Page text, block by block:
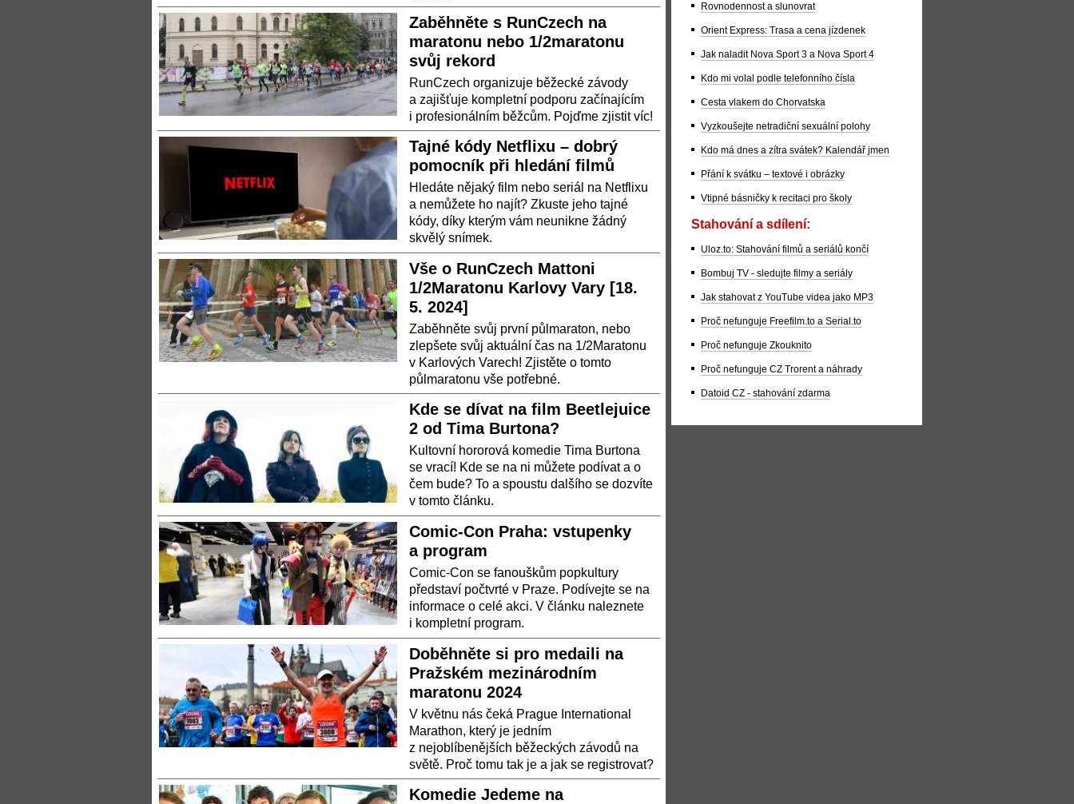
Zaběhněte s RunCzech na
maratonu nebo 1/2maratonu
svůj rekord
RunCzech organizuje běžecké závody
a zajišťuje kompletní podporu začínajícím
i profesionálním běžcům. Pojďme zjistit víc!
Tajné kódy Netflixu – dobrý
pomocník při hledání filmů
Hledáte nějaký film nebo seriál na Netflixu
a nemůžete ho najít? Zkuste jeho tajné
kódy, díky kterým vám neunikne žádný
skvělý snímek.
Vše o RunCzech Mattoni
1/2Maratonu Karlovy Vary [18.
5. 2024]
Zaběhněte svůj první půlmaraton, nebo
zlepšete svůj aktuální čas na 1/2Maratonu
v Karlových Varech! Zjistěte o tomto
půlmaratonu vše potřebné.
Kde se dívat na film Beetlejuice
2 od Tima Burtona?
Kultovní hororová komedie Tima Burtona
se vrací! Kde se na ni můžete podívat a o
čem bude? To a spoustu dalšího se dozvíte
v tomto článku.
Comic-Con Praha: vstupenky
a program
Comic-Con se fanouškům popkultury
představí počtvrté v Praze. Podívejte se na
informace o celé akci. V článku naleznete
i kompletní program.
Doběhněte si pro medaili na
Pražském mezinárodním
maratonu 2024
V květnu nás čeká Prague International
Marathon, který je jedním
z nejoblíbenějších běžeckých závodů na
světě. Proč tomu tak je a jak se registrovat?
Komedie Jedeme na
Rovnodennost a slunovrat
Orient Express: Trasa a cena jízdenek
Jak naladit Nova Sport 3 a Nova Sport 4
Kdo mi volal podle telefonního čísla
Cesta vlakem do Chorvatska
Vyzkoušejte netradiční sexuální polohy
Kdo má dnes a zítra svátek? Kalendář jmen
Přání k svátku – textové i obrázky
Vtipné básničky k recitaci pro školy
Stahování a sdílení:
Uloz.to: Stahování filmů a seriálů končí
Bombuj TV - sledujte filmy a seriály
Jak stahovat z YouTube videa jako MP3
Proč nefunguje Freefilm.to a Serial.to
Proč nefunguje Zkouknito
Proč nefunguje CZ Trorent a náhrady
Datoid CZ - stahování zdarma